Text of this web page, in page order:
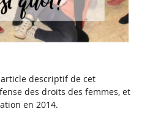
article descriptif de cet
des droits des femmes, et
en 2014.